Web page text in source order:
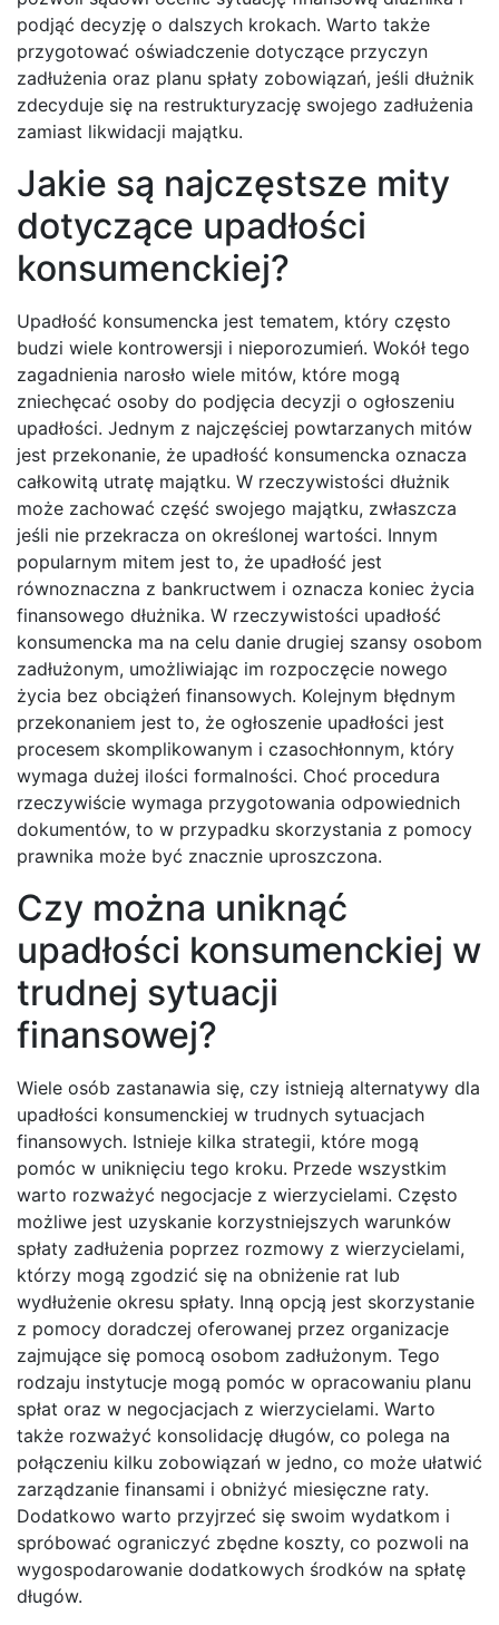
podjąć decyzję o dalszych krokach. Warto także
przygotować oświadczenie dotyczące przyczyn
zadłużenia oraz planu spłaty zobowiązań, jeśli dłużnik
zdecyduje się na restrukturyzację swojego zadłużenia
zamiast likwidacji majątku.
Jakie są najczęstsze mity
dotyczące upadłości
konsumenckiej?
Upadłość konsumencka jest tematem, który często
budzi wiele kontrowersji i nieporozumień. Wokół tego
zagadnienia narosło wiele mitów, które mogą
zniechęcać osoby do podjęcia decyzji o ogłoszeniu
upadłości. Jednym z najczęściej powtarzanych mitów
jest przekonanie, że upadłość konsumencka oznacza
całkowitą utratę majątku. W rzeczywistości dłużnik
może zachować część swojego majątku, zwłaszcza
jeśli nie przekracza on określonej wartości. Innym
popularnym mitem jest to, że upadłość jest
równoznaczna z bankructwem i oznacza koniec życia
finansowego dłużnika. W rzeczywistości upadłość
konsumencka ma na celu danie drugiej szansy osobom
zadłużonym, umożliwiając im rozpoczęcie nowego
życia bez obciążeń finansowych. Kolejnym błędnym
przekonaniem jest to, że ogłoszenie upadłości jest
procesem skomplikowanym i czasochłonnym, który
wymaga dużej ilości formalności. Choć procedura
rzeczywiście wymaga przygotowania odpowiednich
dokumentów, to w przypadku skorzystania z pomocy
prawnika może być znacznie uproszczona.
Czy można uniknąć
upadłości konsumenckiej w
trudnej sytuacji
finansowej?
Wiele osób zastanawia się, czy istnieją alternatywy dla
upadłości konsumenckiej w trudnych sytuacjach
finansowych. Istnieje kilka strategii, które mogą
pomóc w uniknięciu tego kroku. Przede wszystkim
warto rozważyć negocjacje z wierzycielami. Często
możliwe jest uzyskanie korzystniejszych warunków
spłaty zadłużenia poprzez rozmowy z wierzycielami,
którzy mogą zgodzić się na obniżenie rat lub
wydłużenie okresu spłaty. Inną opcją jest skorzystanie
z pomocy doradczej oferowanej przez organizacje
zajmujące się pomocą osobom zadłużonym. Tego
rodzaju instytucje mogą pomóc w opracowaniu planu
spłat oraz w negocjacjach z wierzycielami. Warto
także rozważyć konsolidację długów, co polega na
połączeniu kilku zobowiązań w jedno, co może ułatwić
zarządzanie finansami i obniżyć miesięczne raty.
Dodatkowo warto przyjrzeć się swoim wydatkom i
spróbować ograniczyć zbędne koszty, co pozwoli na
wygospodarowanie dodatkowych środków na spłatę
długów.